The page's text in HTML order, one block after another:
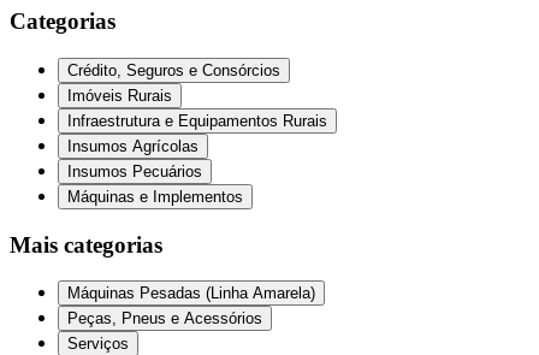
Categorias
Crédito, Seguros e Consórcios
Imóveis Rurais
Infraestrutura e Equipamentos Rurais
Insumos Agrícolas
Insumos Pecuários
Máquinas e Implementos
Mais categorias
Máquinas Pesadas (Linha Amarela)
Peças, Pneus e Acessórios
Serviços